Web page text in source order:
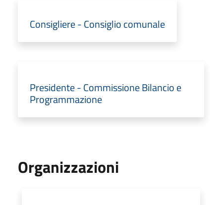
Consigliere - Consiglio comunale
Presidente - Commissione Bilancio e
Programmazione
Organizzazioni